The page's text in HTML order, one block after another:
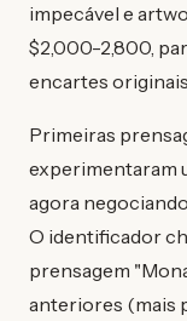
impecável e
$2,000-2,800,
encartes
Primeiras
experimentaram
agora
O identificador
prensagem
anteriores (mais